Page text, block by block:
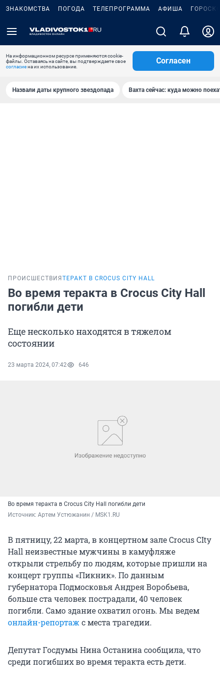
ЗНАКОМСТВА ПОГОДА ТЕЛЕПРОГРАММА АФИША
На информационном ресурсе применяются cookie-
файлы. Оставаясь на сайте, вы подтверждаете свое
согласиена их использование.
Согласен
Назвали даты крупного звездопада Вахта сейчас: куда можно
ПРОИСШЕСТВИЯ ТЕРАКТ В CROCUS CITY HALL
Во время теракта в Crocus City Hall
погибли дети
Еще несколько находятся в тяжелом
состоянии
23 марта 2024, 07:42 646
Во время теракта в Crocus City Hall погибли дети
Источник: Артем Устюжанин / MSK1.RU
В пятницу, 22 марта, в концертном зале Crocus CIty
Hall неизвестные мужчины в камуфляже
открыли стрельбу по людям, которые пришли на
концерт группы «Пикник». По данным
губернатора Подмосковья Андрея Воробьева,
больше ста человек пострадали, 40 человек
погибли. Само здание охватил огонь. Мы ведем
онлайн-репортаж с места трагедии.
Депутат Госдумы Нина Останина сообщила, что
среди погибших во время теракта есть дети.